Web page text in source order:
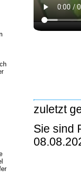
zuletzt
Sie sind